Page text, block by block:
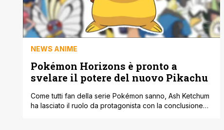
NEWS ANIME
Pokémon Horizons è pronto a
svelare il potere del nuovo Pikachu
Come tutti fan della serie Pokémon sanno, Ash Ketchum
ha lasciato il ruolo da protagonista con la conclusione